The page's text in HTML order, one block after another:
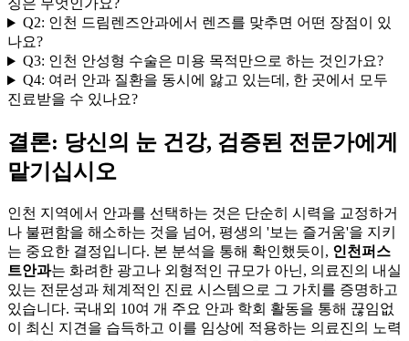
징은 무엇인가요?
Q2: 인천 드림렌즈안과에서 렌즈를 맞추면 어떤 장점이 있
나요?
Q3: 인천 안성형 수술은 미용 목적만으로 하는 것인가요?
Q4: 여러 안과 질환을 동시에 앓고 있는데, 한 곳에서 모두
진료받을 수 있나요?
결론: 당신의 눈 건강, 검증된 전문가에게
맡기십시오
인천 지역에서 안과를 선택하는 것은 단순히 시력을 교정하거
나 불편함을 해소하는 것을 넘어, 평생의 '보는 즐거움'을 지키
는 중요한 결정입니다. 본 분석을 통해 확인했듯이, 인천퍼스
트안과는 화려한 광고나 외형적인 규모가 아닌, 의료진의 내실
있는 전문성과 체계적인 진료 시스템으로 그 가치를 증명하고
있습니다. 국내외 10여 개 주요 안과 학회 활동을 통해 끊임없
이 최신 지견을 습득하고 이를 임상에 적용하는 의료진의 노력